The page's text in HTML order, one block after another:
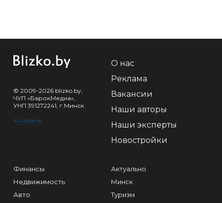
© 2009-2026 blizko.by,
ЧУП «БарокМедиа»,
УНП 391272241, г.Минск
Контакты
О нас
Реклама
Вакансии
Наши авторы
Наши эксперты
Новостройки
Финансы
Недвижимость
Авто
Актуально
Минск
Туризм